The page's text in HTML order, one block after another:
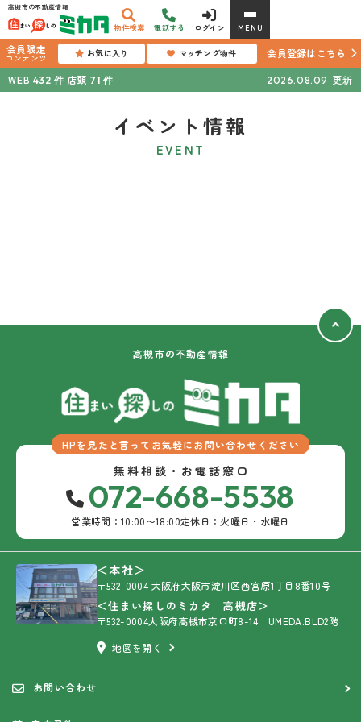
高槻市の不動産情報
物件検索 電話する ログイン MENU
会員限定
コンテンツ お気に入り マッチング物件
会員登録はこちら
WEB 432 件 店頭 71 件 2026.08.09 更新
イベント情報
EVENT
高槻市の不動産情報
HPを見たと言ってお気軽にお問い合わせください
無料相談・お電話窓口
072-668-5538
営業時間：10:00〜18:00定休日：火曜日・水曜日
＜本社＞
〒532-0004 大阪府大阪市淀川区西宮原1丁目8番10号
＜住まい探しのミカタ 高槻店＞
〒532-0004大阪府高槻市京口町8-14 UMEDA.BLD2階
地図を開く
お問い合わせ